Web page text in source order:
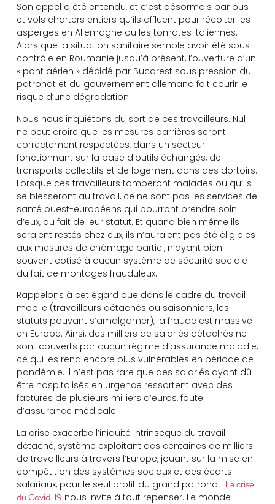
Son appel a été entendu, et c’est désormais par bus
et vols charters entiers qu’ils affluent pour récolter les
asperges en Allemagne ou les tomates italiennes.
Alors que la situation sanitaire semble avoir été sous
contrôle en Roumanie jusqu’à présent, l’ouverture d’un
« pont aérien » décidé par Bucarest sous pression du
patronat et du gouvernement allemand fait courir le
risque d’une dégradation.
Nous nous inquiétons du sort de ces travailleurs. Nul
ne peut croire que les mesures barrières seront
correctement respectées, dans un secteur
fonctionnant sur la base d’outils échangés, de
transports collectifs et de logement dans des dortoirs.
Lorsque ces travailleurs tomberont malades ou qu’ils
se blesseront au travail, ce ne sont pas les services de
santé ouest-européens qui pourront prendre soin
d’eux, du fait de leur statut. Et quand bien même ils
seraient restés chez eux, ils n’auraient pas été éligibles
aux mesures de chômage partiel, n’ayant bien
souvent cotisé à aucun système de sécurité sociale
du fait de montages frauduleux.
Rappelons à cet égard que dans le cadre du travail
mobile (travailleurs détachés ou saisonniers, les
statuts pouvant s’amalgamer), la fraude est massive
en Europe. Ainsi, des milliers de salariés détachés ne
sont couverts par aucun régime d’assurance maladie,
ce qui les rend encore plus vulnérables en période de
pandémie. Il n’est pas rare que des salariés ayant dû
être hospitalisés en urgence ressortent avec des
factures de plusieurs milliers d’euros, faute
d’assurance médicale.
La crise exacerbe l’iniquité intrinsèque du travail
détaché, système exploitant des centaines de milliers
de travailleurs à travers l’Europe, jouant sur la mise en
compétition des systèmes sociaux et des écarts
salariaux, pour le seul profit du grand patronat. La crise
du Covid-19 nous invite à tout repenser. Le monde